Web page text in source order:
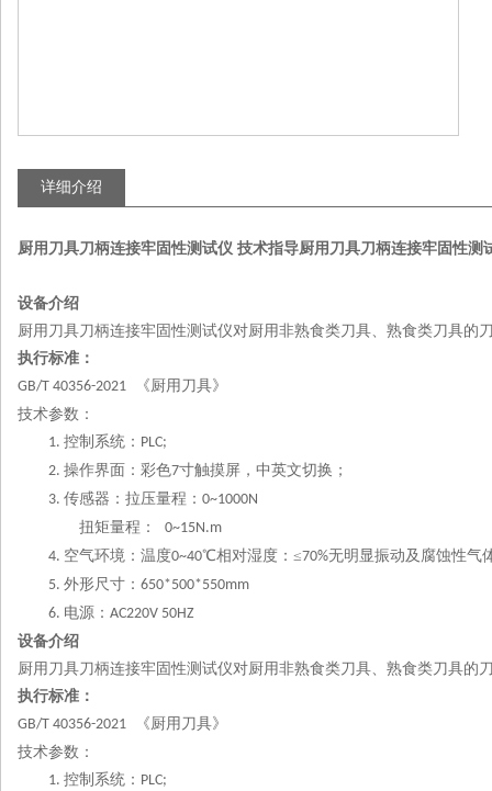
详细介绍
厨用刀具刀柄连接牢固性测试仪 技术指导厨用刀具刀柄连接牢固性测
设备介绍
厨用刀具刀柄连接牢固性测试仪对厨用非熟食类刀具、熟食类刀具的
执行标准：
GB/T 40356-2021
《厨用刀具》
技术参数：
1. 控制系统： PLC;
2. 操作界面：彩色7寸触摸屏，中英文切换；
3. 传感器：拉压量程： 0~1000N
扭矩量程：
0~15N.m
4. 空气环境：温度0~40℃相对湿度：≤70%无明显振动及腐蚀性气
5. 外形尺寸： 650*500*550mm
6. 电源： AC220V 50HZ
设备介绍
厨用刀具刀柄连接牢固性测试仪对厨用非熟食类刀具、熟食类刀具的
执行标准：
GB/T 40356-2021
《厨用刀具》
技术参数：
1. 控制系统： PLC;